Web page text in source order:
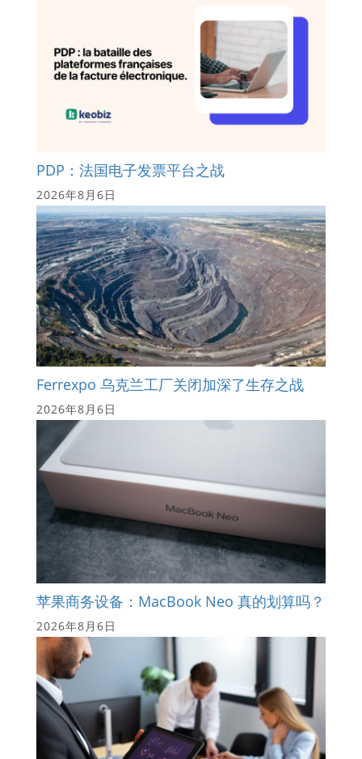
PDP：法国电子发票平台之战
2026年8月6日
Ferrexpo 乌克兰工厂关闭加深了生存之战
2026年8月6日
苹果商务设备：MacBook Neo 真的划算吗？
2026年8月6日